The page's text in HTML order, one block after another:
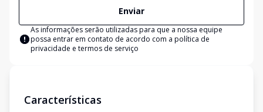
Enviar
As informações serão utilizadas para que a nossa equipe
possa entrar em contato de acordo com a política de
privacidade e termos de serviço
Características